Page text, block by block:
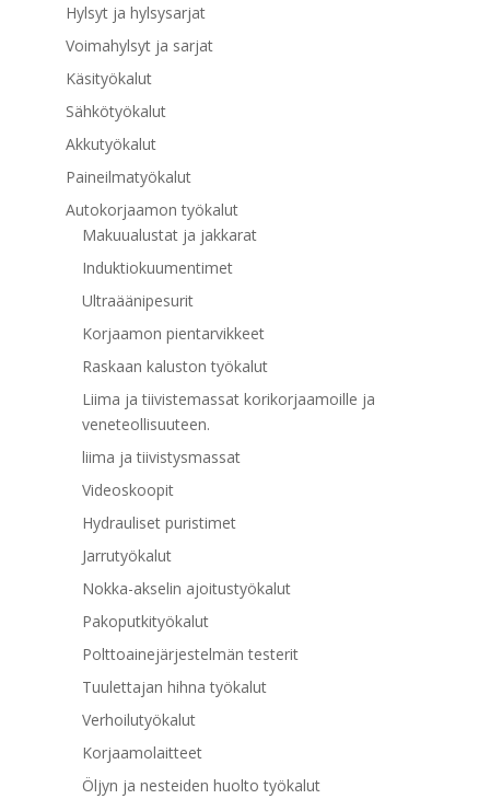
Hylsyt ja hylsysarjat
Voimahylsyt ja sarjat
Käsityökalut
Sähkötyökalut
Akkutyökalut
Paineilmatyökalut
Autokorjaamon työkalut
Makuualustat ja jakkarat
Induktiokuumentimet
Ultraäänipesurit
Korjaamon pientarvikkeet
Raskaan kaluston työkalut
Liima ja tiivistemassat korikorjaamoille ja
veneteollisuuteen.
liima ja tiivistysmassat
Videoskoopit
Hydrauliset puristimet
Jarrutyökalut
Nokka-akselin ajoitustyökalut
Pakoputkityökalut
Polttoainejärjestelmän testerit
Tuulettajan hihna työkalut
Verhoilutyökalut
Korjaamolaitteet
Öljyn ja nesteiden huolto työkalut